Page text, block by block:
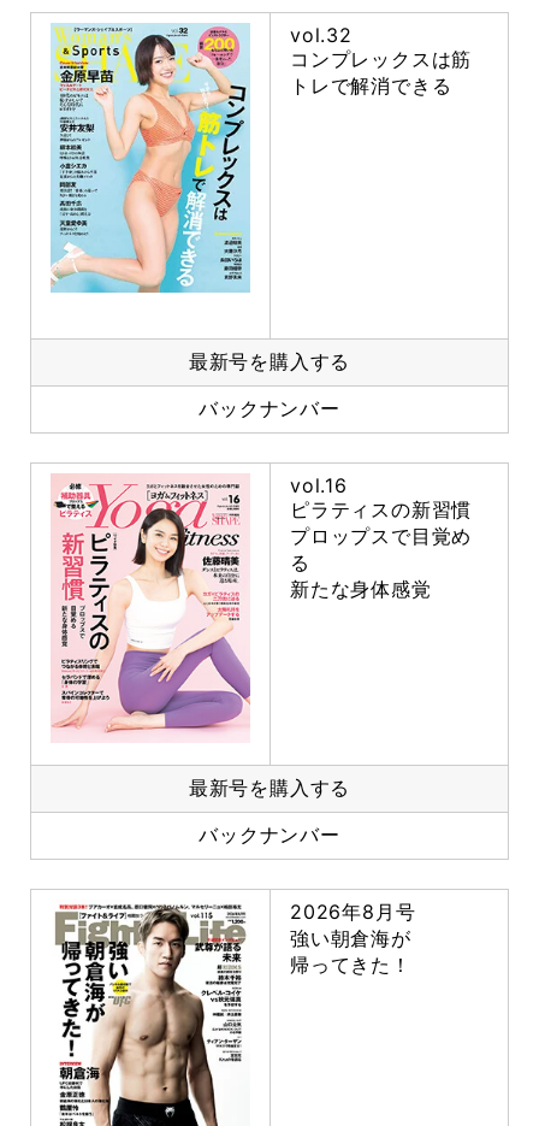
vol.32
コンプレックスは筋
トレで解消できる
最新号を購入する
バックナンバー
vol.16
ピラティスの新習慣
プロップスで目覚め
る
新たな身体感覚
最新号を購入する
バックナンバー
2026年8月号
強い朝倉海が
帰ってきた！